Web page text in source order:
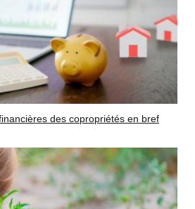
des copropriétés en bref